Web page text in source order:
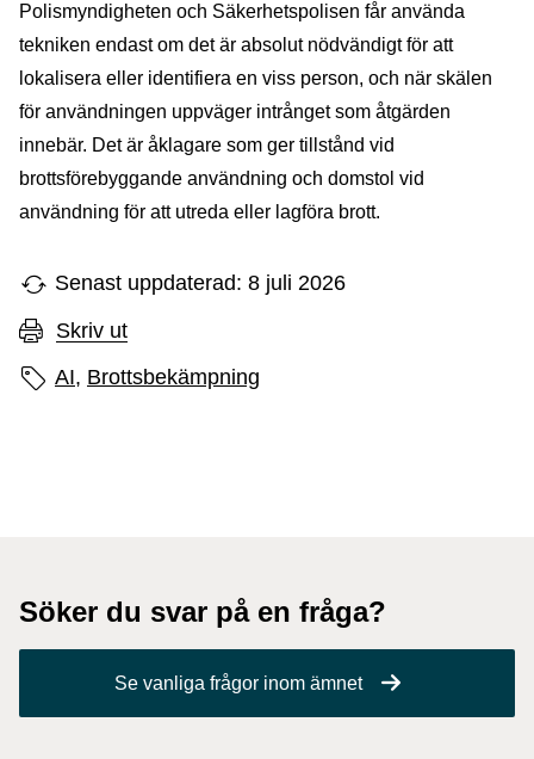
Polismyndigheten och Säkerhetspolisen får använda
tekniken endast om det är absolut nödvändigt för att
lokalisera eller identifiera en viss person, och när skälen
för användningen uppväger intrånget som åtgärden
innebär. Det är åklagare som ger tillstånd vid
brottsförebyggande användning och domstol vid
användning för att utreda eller lagföra brott.
Senast uppdaterad: 8 juli 2026
Skriv ut
Sidans etiketter
AI, Brottsbekämpning
Söker du svar på en fråga?
Se vanliga frågor inom ämnet